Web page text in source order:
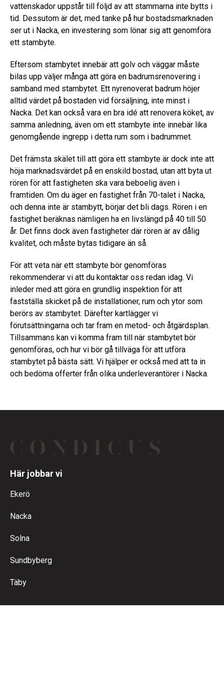
vattenskador uppstår till följd av att stammarna inte bytts i
tid. Dessutom är det, med tanke på hur bostadsmarknaden
ser ut i Nacka, en investering som lönar sig att genomföra
ett stambyte.
Eftersom stambytet innebär att golv och väggar måste
bilas upp väljer många att göra en badrumsrenovering i
samband med stambytet. Ett nyrenoverat badrum höjer
alltid värdet på bostaden vid försäljning, inte minst i
Nacka. Det kan också vara en bra idé att renovera köket, av
samma anledning, även om ett stambyte inte innebär lika
genomgående ingrepp i detta rum som i badrummet.
Det främsta skälet till att göra ett stambyte är dock inte att
höja marknadsvärdet på en enskild bostad, utan att byta ut
rören för att fastigheten ska vara beboelig även i
framtiden. Om du äger en fastighet från 70-talet i Nacka,
och denna inte är stambytt, börjar det bli dags. Rören i en
fastighet beräknas nämligen ha en livslängd på 40 till 50
år. Det finns dock även fastigheter där rören är av dålig
kvalitet, och måste bytas tidigare än så.
För att veta när ett stambyte bör genomföras
rekommenderar vi att du kontaktar oss redan idag. Vi
inleder med att göra en grundlig inspektion för att
fastställa skicket på de installationer, rum och ytor som
berörs av stambytet. Därefter kartlägger vi
förutsättningarna och tar fram en metod- och åtgärdsplan.
Tillsammans kan vi komma fram till när stambytet bör
genomföras, och hur vi bör gå tillväga för att utföra
stambytet på bästa sätt. Vi hjälper er också med att ta in
och bedöma offerter från olika underleverantörer i Nacka.
Här jobbar vi
Ekerö
Nacka
Solna
Sundbyberg
Täby